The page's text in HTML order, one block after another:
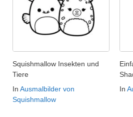
Squishmallow Insekten und
Tiere
In Ausmalbilder von
Squishmallow
In